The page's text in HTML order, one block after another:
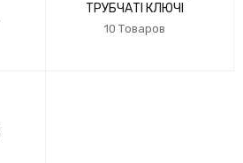
ТРУБЧАТІ КЛЮЧІ
10 Товаров